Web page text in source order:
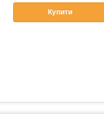
Купити